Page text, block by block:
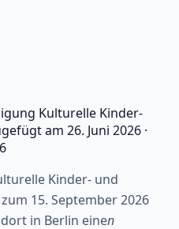
Kulturelle Kinder-
am 26. Juni 2026 ·
Kinder- und
15. September 2026
in Berlin einen